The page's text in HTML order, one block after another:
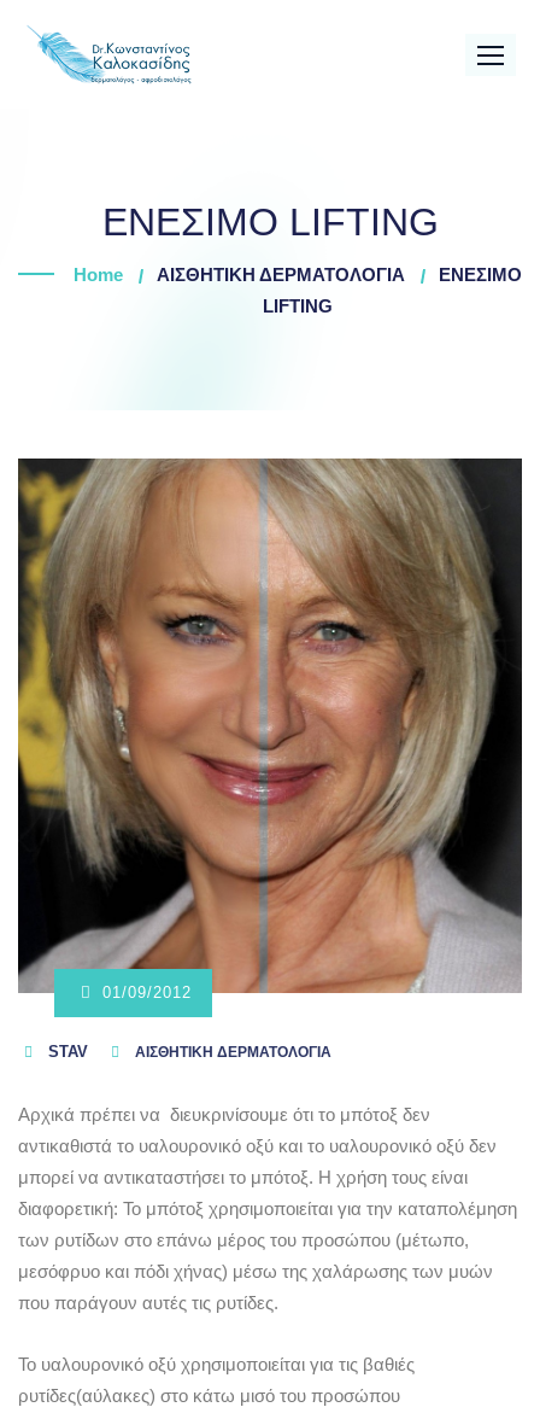
ENEΣΙΜΟ LIFTING
Home ΑΙΣΘΗΤΙΚΗ ΔΕΡΜΑΤΟΛΟΓΙΑ
ENEΣΙΜΟ
LIFTING
01/09/2012
STAV ΑΙΣΘΗΤΙΚΗ ΔΕΡΜΑΤΟΛΟΓΙΑ
Αρχικά πρέπει να διευκρινίσουμε ότι το μπότοξ δεν
αντικαθιστά το υαλουρονικό οξύ και το υαλουρονικό οξύ δεν
μπορεί να αντικαταστήσει το μπότοξ. Η χρήση τους είναι
διαφορετική: Το μπότοξ χρησιμοποιείται για την καταπολέμηση
των ρυτίδων στο επάνω μέρος του προσώπου (μέτωπο,
μεσόφρυο και πόδι χήνας) μέσω της χαλάρωσης των μυών
που παράγουν αυτές τις ρυτίδες.
Το υαλουρονικό οξύ χρησιμοποιείται για τις βαθιές
ρυτίδες(αύλακες) στο κάτω μισό του προσώπου